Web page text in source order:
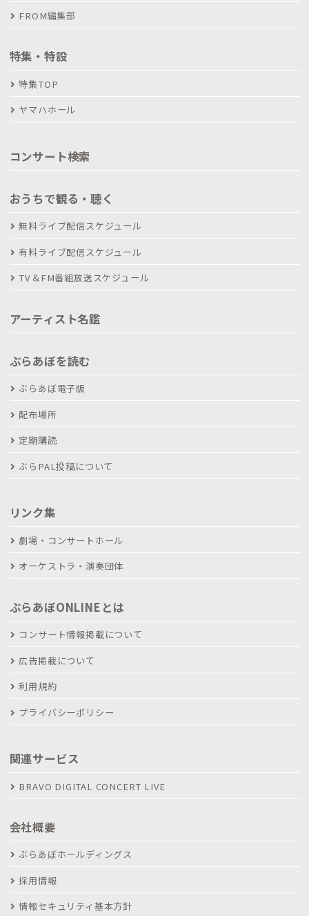
FROM編集部
特集・特設
特集TOP
ヤマハホール
コンサート検索
おうちで観る・聴く
無料ライブ配信スケジュール
有料ライブ配信スケジュール
TV＆FM番組放送スケジュール
アーティスト名鑑
ぶらあぼを読む
ぶらあぼ電子版
配布場所
定期購読
ぶらPAL投稿について
リンク集
劇場・コンサートホール
オーケストラ・演奏団体
ぶらあぼONLINEとは
コンサート情報掲載について
広告掲載について
利用規約
プライバシーポリシー
関連サービス
BRAVO DIGITAL CONCERT LIVE
会社概要
ぶらあぼホールディングス
採用情報
情報セキュリティ基本方針